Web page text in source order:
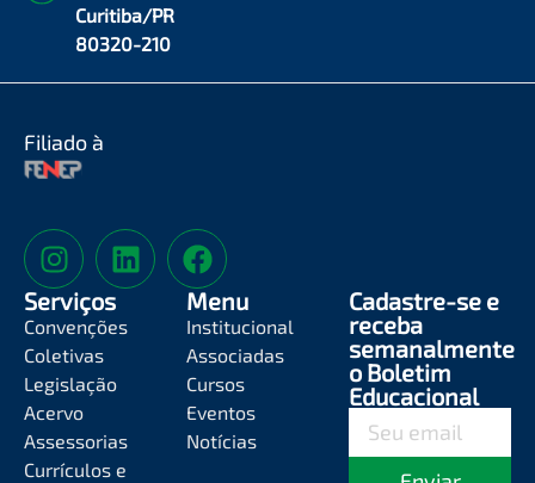
Curitiba/PR
80320-210
Filiado à
Serviços
Convenções
Coletivas
Legislação
Acervo
Assessorias
Currículos e
Menu
Institucional
Associadas
Cursos
Eventos
Notícias
Cadastre-se e
receba
semanalmente
o Boletim
Educacional